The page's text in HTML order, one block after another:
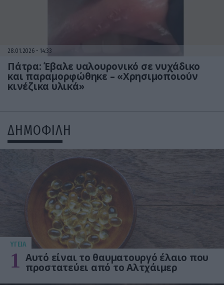
28.01.2026 14:33
Πάτρα: Έβαλε υαλουρονικό σε νυχάδικο
και παραμορφώθηκε – «Χρησιμοποιούν
κινέζικα υλικά»
ΔΗΜΟΦΙΛΗ
ΥΓΕΙΑ
1 Αυτό είναι το θαυματουργό έλαιο που
προστατεύει από το Αλτχάιμερ